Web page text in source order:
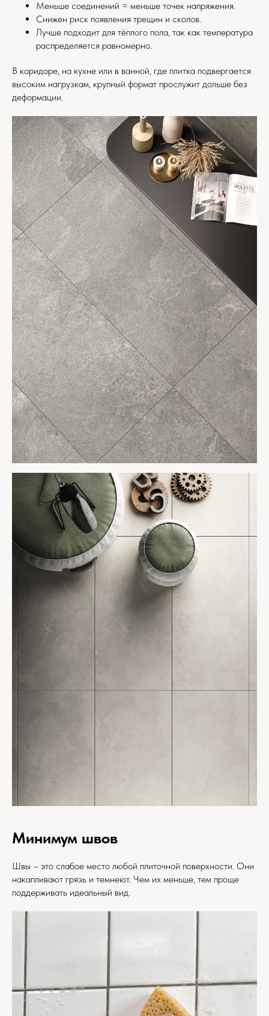
Меньше соединений = меньше точек напряжения.
Снижен риск появления трещин и сколов.
Лучше подходит для тёплого пола, так как температура
распределяется равномерно.
В коридоре, на кухне или в ванной, где плитка подвергается
высоким нагрузкам, крупный формат прослужит дольше без
деформации.
Минимум швов
Швы – это слабое место любой плиточной поверхности. Они
накапливают грязь и темнеют. Чем их меньше, тем проще
поддерживать идеальный вид.